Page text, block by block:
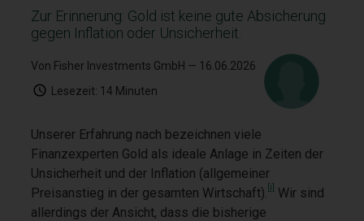
Zur Erinnerung: Gold ist keine gute Absicherung
gegen Inflation oder Unsicherheit.
Von Fisher Investments GmbH — 16.06.2026
Lesezeit: 14 Minuten
Unserer Erfahrung nach bezeichnen viele
Finanzexperten Gold als ideale Anlage in Zeiten der
Unsicherheit und der Inflation (allgemeiner
Preisanstieg in der gesamten Wirtschaft). [i] Wir sind
allerdings der Ansicht, dass die bisherige